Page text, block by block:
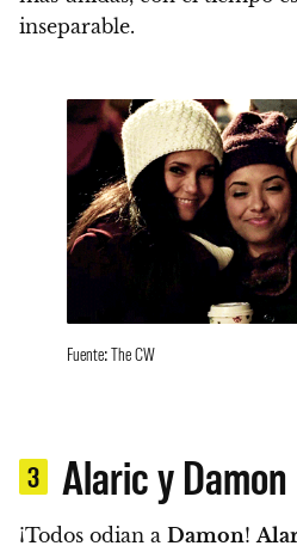
inseparable.
Fuente: The CW
3 Alaric y Damon
¡Todos odian a Damon!